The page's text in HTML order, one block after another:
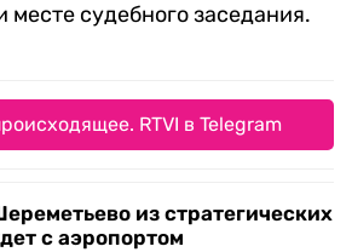
месте судебного заседания.
RTVI в Telegram
из стратегических
с аэропортом